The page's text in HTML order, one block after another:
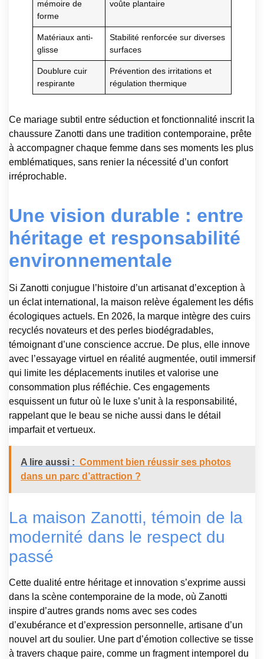
mémoire de
forme
voûte plantaire
Matériaux anti-
glisse
Stabilité renforcée sur diverses
surfaces
Doublure cuir
respirante
Prévention des irritations et
régulation thermique
Ce mariage subtil entre séduction et fonctionnalité inscrit la
chaussure Zanotti dans une tradition contemporaine, prête
à accompagner chaque femme dans ses moments les plus
emblématiques, sans renier la nécessité d’un confort
irréprochable.
Une vision durable : entre
héritage et responsabilité
environnementale
Si Zanotti conjugue l’histoire d’un artisanat d’exception à
un éclat international, la maison relève également les défis
écologiques actuels. En 2026, la marque intègre des cuirs
recyclés novateurs et des perles biodégradables,
témoignant d’une conscience accrue. De plus, elle innove
avec l’essayage virtuel en réalité augmentée, outil immersif
qui limite les déplacements inutiles et valorise une
consommation plus réfléchie. Ces engagements
esquissent un futur où le luxe s’unit à la responsabilité,
rappelant que le beau se niche aussi dans le détail
imparfait et vertueux.
A lire aussi : Comment bien réussir ses photos
dans un parc d’attraction ?
La maison Zanotti, témoin de la
modernité dans le respect du
passé
Cette dualité entre héritage et innovation s’exprime aussi
dans la scène contemporaine de la mode, où Zanotti
inspire d’autres grands noms avec ses codes
d’exubérance et d’expression personnelle, artisane d’un
nouvel art du soulier. Une part d’émotion collective se tisse
à travers chaque paire, comme un fragment intemporel du